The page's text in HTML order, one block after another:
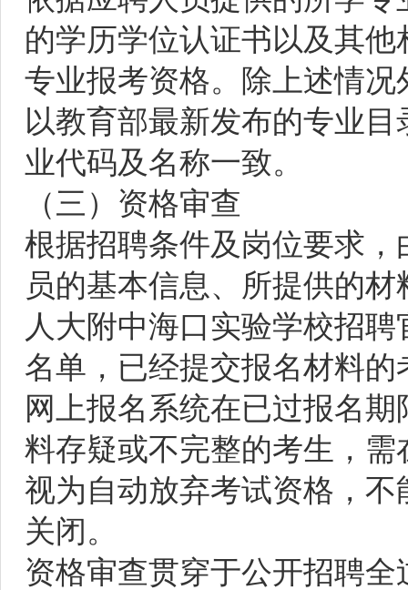
的学历学位认证书以及其
专业报考资格。除上述情
以教育部最新发布的专业
业代码及名称一致。
（三）资格审查
根据招聘条件及岗位要求
员的基本信息、所提供的
人大附中海口实验学校招
名单，已经提交报名材料
网上报名系统在已过报名
料存疑或不完整的考生，
视为自动放弃考试资格，
关闭。
资格审查贯穿于公开招聘